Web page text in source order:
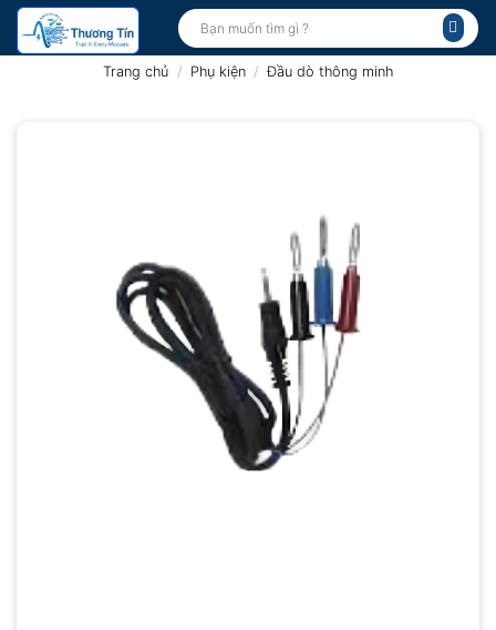
Bỏ
qua
Tìm
kiếm:
Trang chủ / Phụ kiện / Đầu dò thông minh